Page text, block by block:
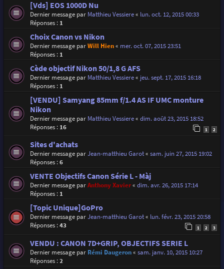
[Vds] EOS 1000D Nu
Dernier message par Matthieu Vessiere« lun. oct. 12, 2015 00:33
Réponses : 1
Choix Canon vs Nikon
Dernier message parWill Hien« mer. oct. 07, 2015 23:51
Réponses : 1
Cède objectif Nikon 50/1,8 G AFS
Dernier message par Matthieu Vessiere« jeu. sept. 17, 2015 16:18
Réponses : 1
[VENDU] Samyang 85mm f/1.4 AS IF UMC monture
Nikon
Dernier message par Matthieu Vessiere« dim. août 23, 2015 18:52
Réponses : 16 1 2
Sites d'achats
Dernier message parJean-matthieu Garot« sam. juin 27, 2015 19:02
Réponses :6
VENTE Objectifs Canon Série L - Màj
Dernier message parAnthony Xavier« dim. avr. 26, 2015 17:14
Réponses : 1
[Topic Unique]GoPro
Dernier message parJean-matthieu Garot« lun. févr. 23, 2015 20:58
Réponses :43 1 2 3
VENDU : CANON 7D+GRIP, OBJECTIFS SERIE L
Dernier message par Rémi Daugeron« sam. janv. 10, 2015 10:27
Réponses :2